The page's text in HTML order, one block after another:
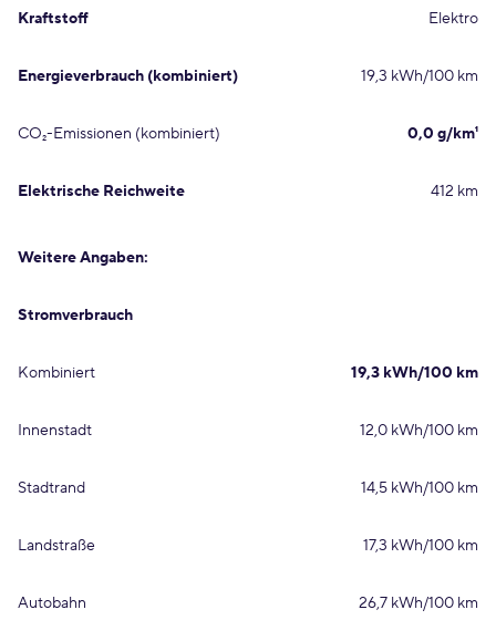
Kraftstoff Elektro
Energieverbrauch (kombiniert) 19,3 kWh/100 km
CO₂-Emissionen (kombiniert) 0,0 g/km¹
Elektrische Reichweite 412 km
Weitere Angaben:
Stromverbrauch
Kombiniert 19,3 kWh/100 km
Innenstadt 12,0 kWh/100 km
Stadtrand 14,5 kWh/100 km
Landstraße 17,3 kWh/100 km
Autobahn 26,7 kWh/100 km